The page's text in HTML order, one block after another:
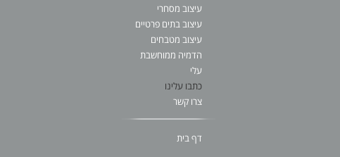
עיצוב מסחרי
עיצוב בתים פרטיים
עיצוב מטבחים
הדמיה ממוחשבת
עלי
כתבו עלינו
צרו קשר
דף בית